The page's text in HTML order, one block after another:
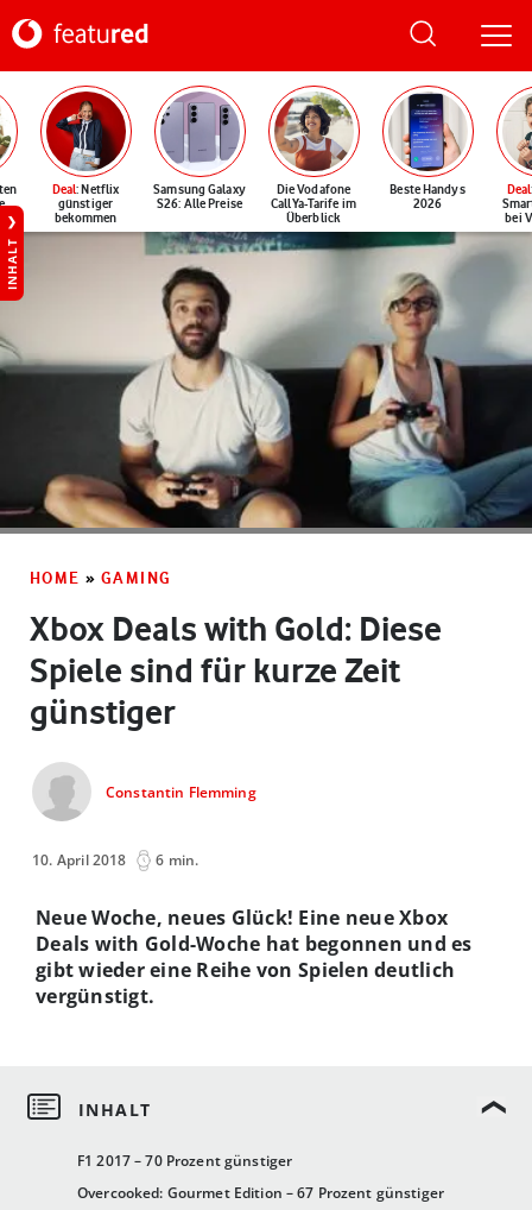
Deal: Netflix
günstiger
bekommen
Samsung Galaxy
S26: Alle Preise
Die Vodafone
CallYa-Tarife im
Überblick
Beste Handys
2026
Deal
bei
INHALT
HOME » GAMING
Xbox Deals with Gold: Diese
Spiele sind für kurze Zeit
günstiger
Constantin Flemming
10. April 2018 6 min.
F1 2017 – 70 Prozent günstiger
Overcooked: Gourmet Edition – 67 Prozent günstiger
Neue Woche, neues Glück! Eine neue Xbox
Deals with Gold-Woche hat begonnen und es
gibt wieder eine Reihe von Spielen deutlich
vergünstigt.